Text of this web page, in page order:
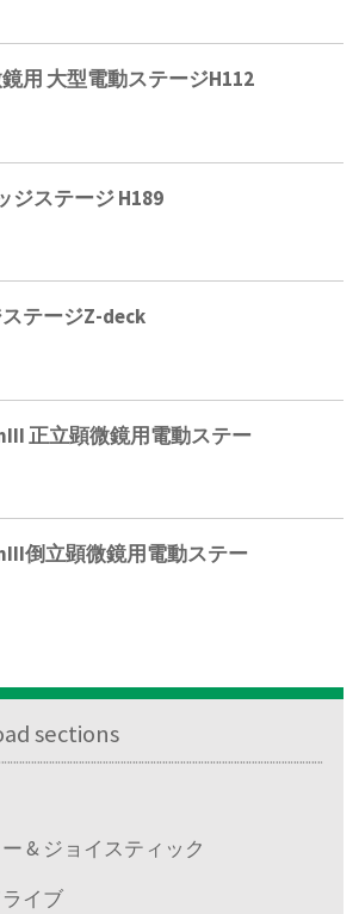
用 大型電動ステージH112
ジステージ H189
テージZ-deck
正立顕微鏡用電動ステー
倒立顕微鏡用電動ステー
sections
& ジョイスティック
イブ